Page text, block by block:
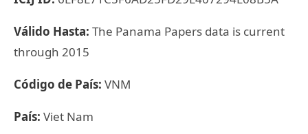
Válido Hasta: The Panama Papers data is current
through 2015
Código de País: VNM
País: Viet Nam